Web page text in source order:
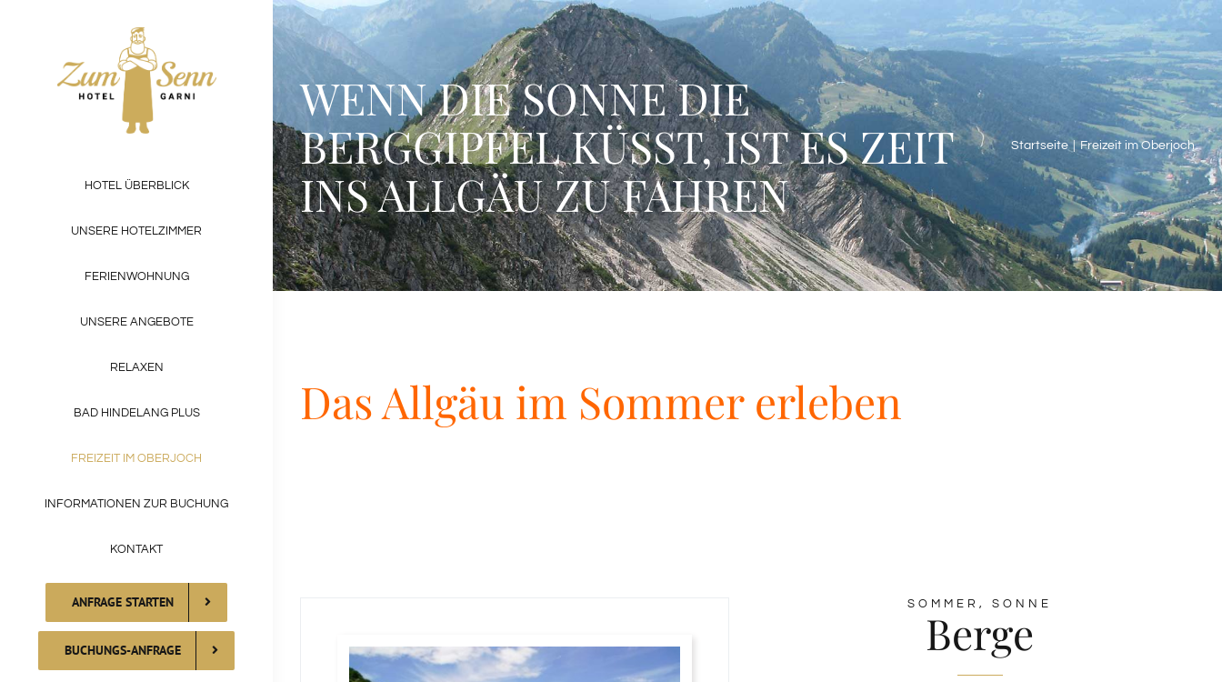
HOTEL ÜBERBLICK
UNSERE HOTELZIMMER
FERIENWOHNUNG
UNSERE ANGEBOTE
RELAXEN
BAD HINDELANG PLUS
FREIZEIT IM OBERJOCH
INFORMATIONEN ZUR BUCHUNG
KONTAKT
ANFRAGE STARTEN
BUCHUNGS-ANFRAGE
WENN DIE SONNE DIE
BERGGIPFEL KÜSST, IST ES ZEIT
INS ALLGÄU ZU FAHREN
Startseite Freizeit im Oberjoch
Das Allgäu im Sommer erleben
SOMMER, SONNE
Berge